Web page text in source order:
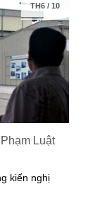
TH6/ 10
Luật
kiến nghị